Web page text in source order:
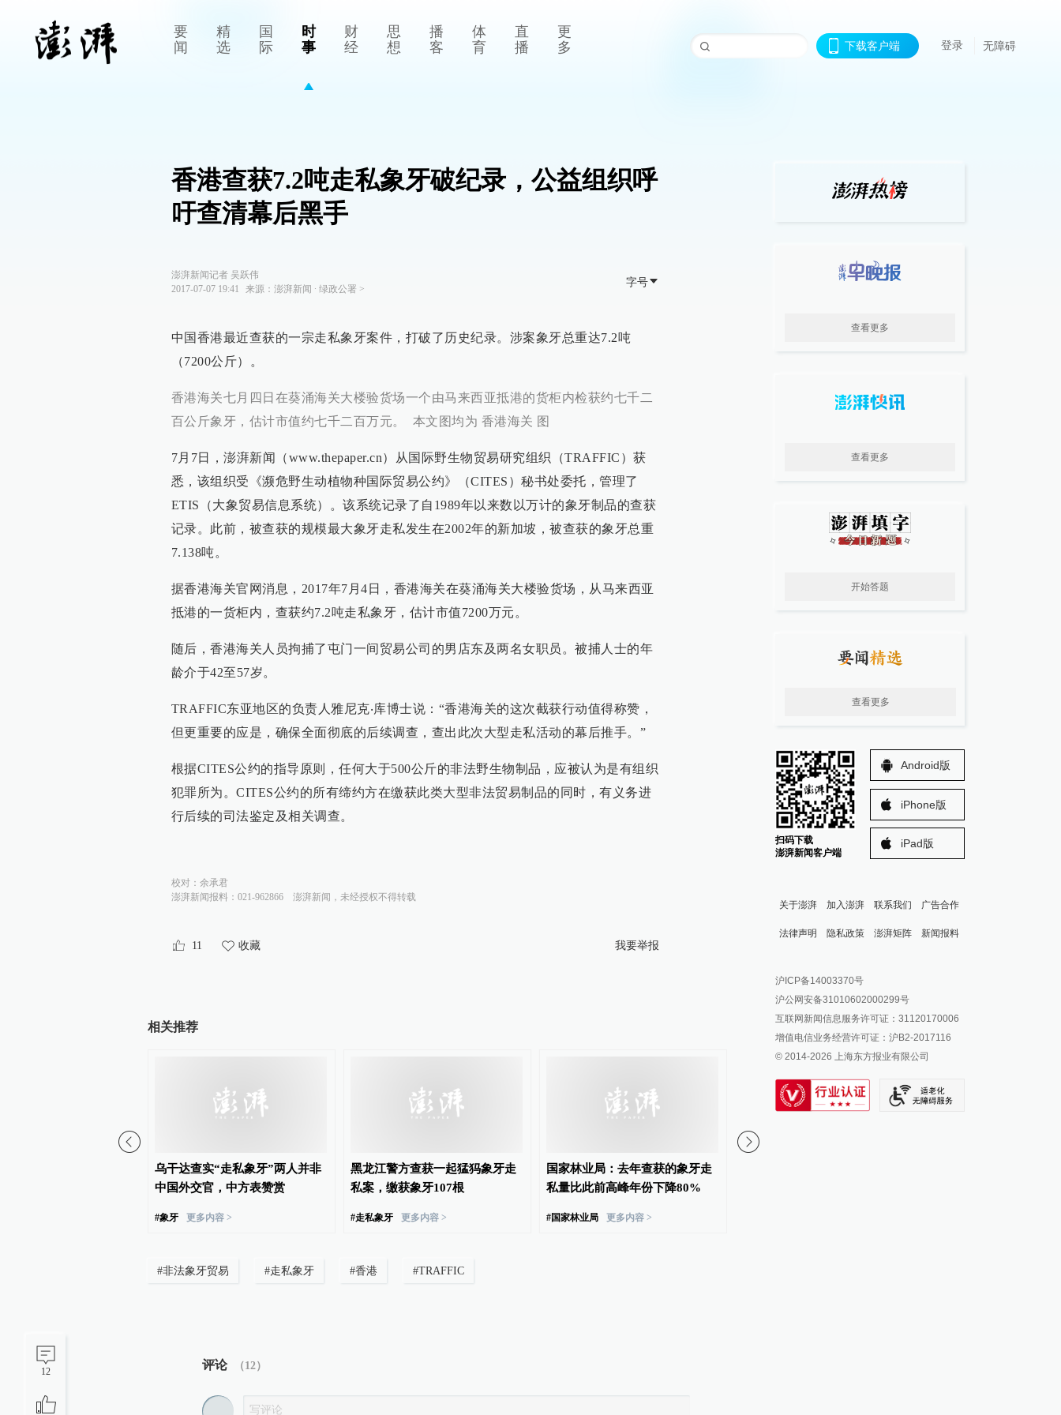
要
闻
精
选
国
际
时
事
财
经
思
想
播
客
体
育
直
播
更
多
下载客户端 登录 无障碍
12
香港查获7.2吨走私象牙破纪录，公益组织呼
吁查清幕后黑手
澎湃新闻记者 吴跃伟
2017-07-07 19:41
来源： 澎湃新闻 ∙ 绿政公署 >
字号
中国香港最近查获的一宗走私象牙案件，打破了历史纪录。涉案象牙总重达7.2吨
（7200公斤）。
香港海关七月四日在葵涌海关大楼验货场一个由马来西亚抵港的货柜内检获约七千二
百公斤象牙，估计市值约七千二百万元。 本文图均为 香港海关 图
7月7日，澎湃新闻（www.thepaper.cn）从国际野生物贸易研究组织（TRAFFIC）获
悉，该组织受《濒危野生动植物种国际贸易公约》（CITES）秘书处委托，管理了
ETIS（大象贸易信息系统）。该系统记录了自1989年以来数以万计的象牙制品的查获
记录。此前，被查获的规模最大象牙走私发生在2002年的新加坡，被查获的象牙总重
7.138吨。
据香港海关官网消息，2017年7月4日，香港海关在葵涌海关大楼验货场，从马来西亚
抵港的一货柜内，查获约7.2吨走私象牙，估计市值7200万元。
随后，香港海关人员拘捕了屯门一间贸易公司的男店东及两名女职员。被捕人士的年
龄介于42至57岁。
TRAFFIC东亚地区的负责人雅尼克‧库博士说：“香港海关的这次截获行动值得称赞，
但更重要的应是，确保全面彻底的后续调查，查出此次大型走私活动的幕后推手。”
根据CITES公约的指导原则，任何大于500公斤的非法野生物制品，应被认为是有组织
犯罪所为。CITES公约的所有缔约方在缴获此类大型非法贸易制品的同时，有义务进
行后续的司法鉴定及相关调查。
校对： 余承君
澎湃新闻报料：021-962866
澎湃新闻，未经授权不得转载
11 收藏 我要举报
相关推荐
乌干达查实“走私象牙”两人并非
中国外交官，中方表赞赏
#象牙 更多内容 >
黑龙江警方查获一起猛犸象牙走
私案，缴获象牙107根
#走私象牙 更多内容 >
国家林业局：去年查获的象牙走
私量比此前高峰年份下降80%
#国家林业局 更多内容 >
#非法象牙贸易 #走私象牙 #香港 #TRAFFIC
评论 （12）
查看更多
查看更多
开始答题
查看更多
扫码下载
澎湃新闻客户端
Android版
iPhone版
iPad版
关于澎湃 加入澎湃 联系我们 广告合作
法律声明 隐私政策 澎湃矩阵
澎湃新闻公众号
澎湃新闻抖音号
派生万物开放平台
IP SHANGHAI
SIXTH TONE
新闻报料
报料邮箱: news@thepaper.cn
沪ICP备14003370号
沪公网安备31010602000299号
互联网新闻信息服务许可证：31120170006
增值电信业务经营许可证：沪B2-2017116
© 2014-2026 上海东方报业有限公司